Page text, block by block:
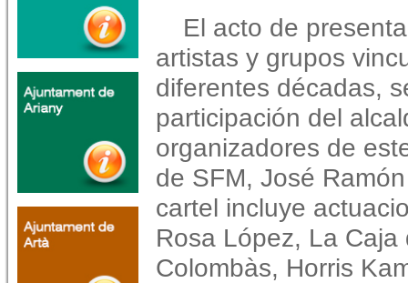
El acto de
artistas y grupos
diferentes décadas,
participación del
organizadores de
de SFM, José
cartel incluye
Rosa López, La
Colombàs, Horris